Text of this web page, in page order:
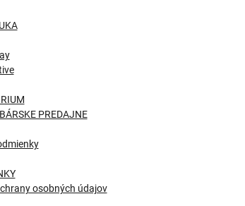
PREDAJNE
osobných údajov